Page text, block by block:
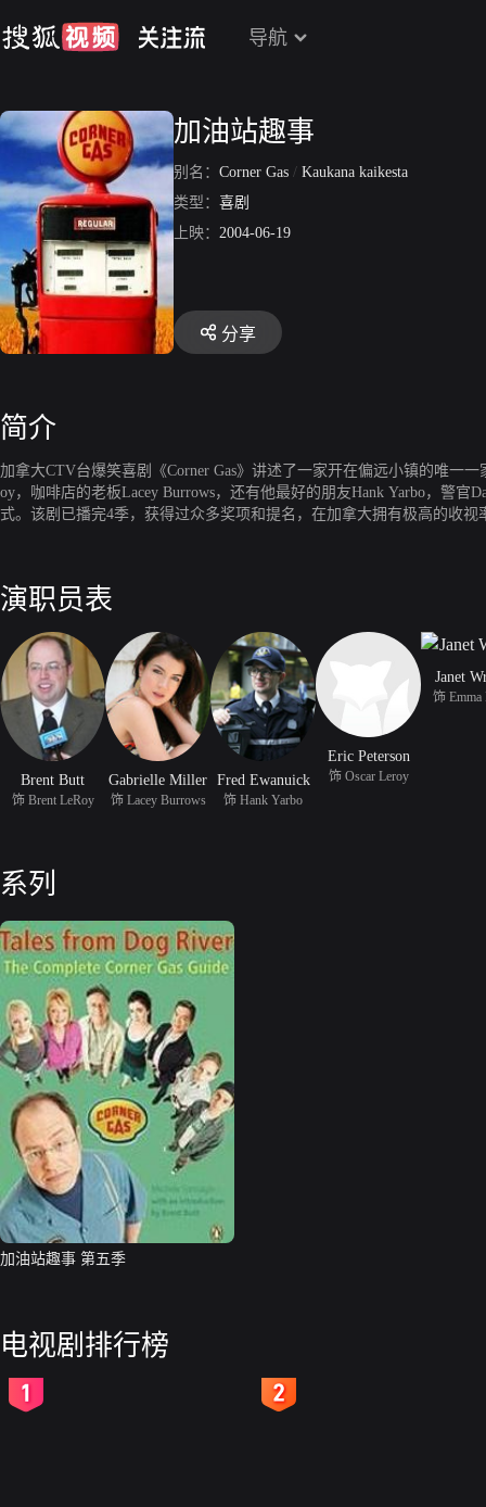
导航
加油站趣事
别名： Corner Gas / Kaukana kaikesta
类型： 喜剧
上映： 2004-06-19
分享
简介
加拿大CTV台爆笑喜剧《Corner Gas》讲述了一家开在偏远小镇的唯一
oy，咖啡店的老板Lacey Burrows，还有他最好的朋友Hank Yarbo，警
式。该剧已播完4季，获得过众多奖项和提名，在加拿大拥有极高的收
演职员表
Brent Butt
饰 Brent LeRoy
Gabrielle Miller
饰 Lacey Burrows
Fred Ewanuick
饰 Hank Yarbo
Eric Peterson
饰 Oscar Leroy
Janet
饰 Emma
系列
加油站趣事 第五季
电视剧排行榜